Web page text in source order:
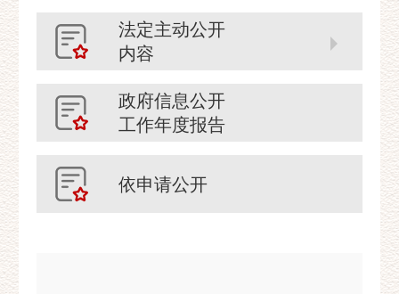
法定主动公开
内容
政府信息公开
工作年度报告
依申请公开